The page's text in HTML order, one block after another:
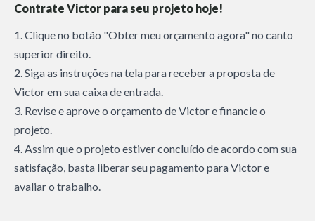
Contrate Victor para seu projeto hoje!
1. Clique no botão "Obter meu orçamento agora" no canto
superior direito.
2. Siga as instruções na tela para receber a proposta de
Victor em sua caixa de entrada.
3. Revise e aprove o orçamento de Victor e financie o
projeto.
4. Assim que o projeto estiver concluído de acordo com sua
satisfação, basta liberar seu pagamento para Victor e
avaliar o trabalho.